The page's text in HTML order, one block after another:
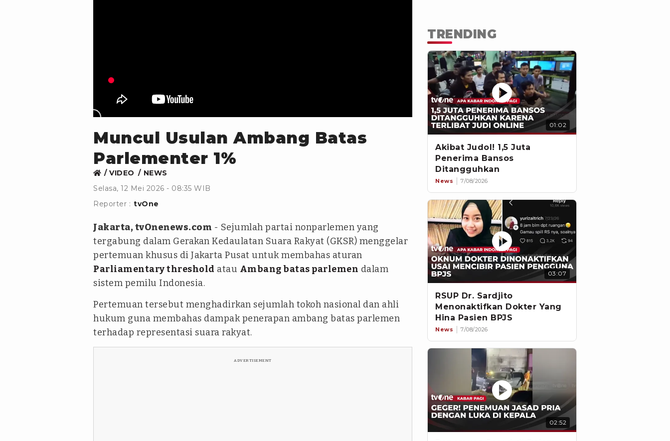
Muncul Usulan Ambang Batas
Parlementer 1%
VIDEO
NEWS
Selasa, 12 Mei 2026 - 08:35 WIB
Reporter : tvOne
Jakarta, tvOnenews.com - Sejumlah partai nonparlemen yang
tergabung dalam Gerakan Kedaulatan Suara Rakyat (GKSR) menggelar
pertemuan khusus di Jakarta Pusat untuk membahas aturan
Parliamentary threshold atau Ambang batas parlemen dalam
sistem pemilu Indonesia.
Pertemuan tersebut menghadirkan sejumlah tokoh nasional dan ahli
hukum guna membahas dampak penerapan ambang batas parlemen
terhadap representasi suara rakyat.
ADVERTISEMENT
TRENDING
01:02
Akibat Judol! 1,5 Juta
Penerima Bansos
Ditangguhkan
News 7/08/2026
03:07
RSUP Dr. Sardjito
Menonaktifkan Dokter Yang
Hina Pasien BPJS
News 7/08/2026
02:52